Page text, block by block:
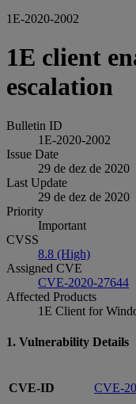
1E-2020-2002
1E client
escalation
Bulletin ID
1E-2020-2002
Issue Date
29 de dez de 2020
Last Update
29 de dez de 2020
Priority
Important
CVSS
8.8 (High)
Assigned CVE
CVE-2020-27644
Affected Products
1E Client for
1. Vulnerability Details
CVE-ID CVE-